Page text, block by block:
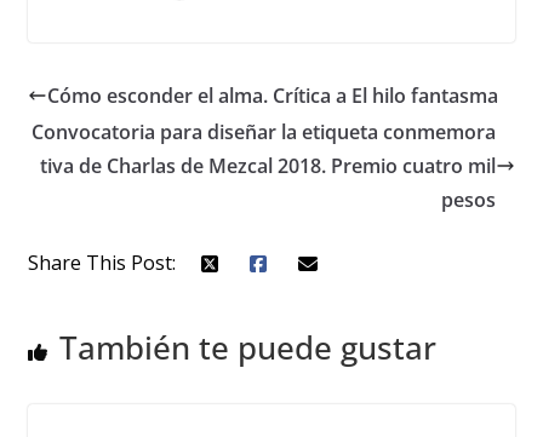
Cómo esconder el alma. Crítica a El hilo fantasma
Convocatoria para diseñar la etiqueta conmemora
tiva de Charlas de Mezcal 2018. Premio cuatro mil
pesos
Share This Post:
También te puede gustar